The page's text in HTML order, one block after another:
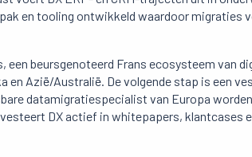
en tooling ontwikkeld waardoor migraties
een beursgenoteerd Frans ecosysteem van
en Azië/Australië. De volgende stap is een
datamigratiespecialist van Europa
DX actief in whitepapers, klantcases